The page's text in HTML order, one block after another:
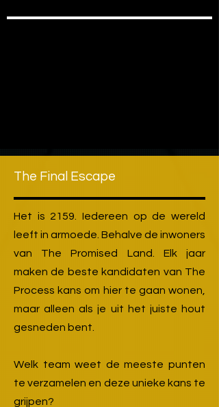
The Final Escape
Het is 2159. Iedereen op de wereld
leeft in armoede. Behalve de inwoners
van The Promised Land. Elk jaar
maken de beste kandidaten van The
Process kans om hier te gaan wonen,
maar alleen als je uit het juiste hout
gesneden bent.
Welk team weet de meeste punten
te verzamelen en deze unieke kans te
grijpen?